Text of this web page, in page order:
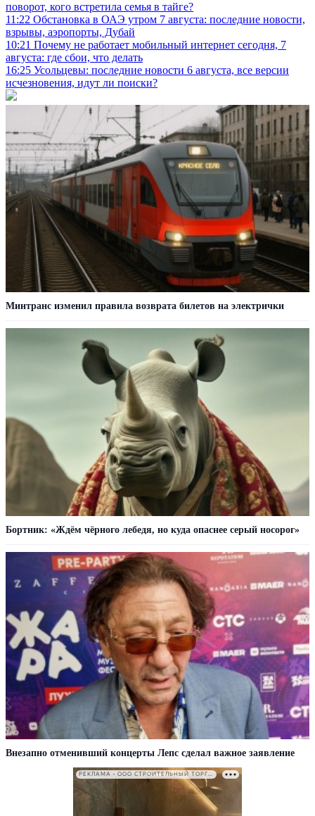
поворот, кого встретила семья в тайге?
11:22 Обстановка в ОАЭ утром 7 августа: последние новости,
взрывы, аэропорты, Дубай
10:21 Почему не работает мобильный интернет сегодня, 7
августа: где сбои, что делать
16:25 Усольцевы: последние новости 6 августа, все версии
исчезновения, идут ли поиски?
Минтранс изменил правила возврата билетов на электрички
Бортник: «Ждём чёрного лебедя, но куда опаснее серый носорог»
Внезапно отменивший концерты Лепс сделал важное заявление
РЕКЛАМА • ООО СТРОИТЕЛЬНЫЙ ТОРГОВЫЙ ДОМ «ПЕТРОВИЧ». ИНН: 7802348846